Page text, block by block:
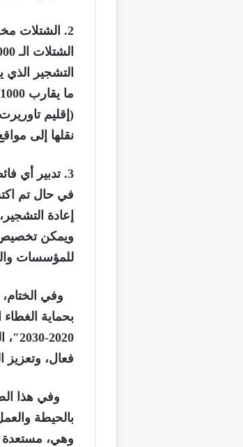
2. الشتلات
الشتلات الـ 940000 التي تم ذكرها هي جزء أساسي من
التشجير
الذي
ما يقارب 1000 هكتار من الغابات في مناطق زا
( إقليم
نقلها إلى
3. تدبير أي
في حال تم
إعادة
ويمكن تخصيص
للمؤسسات
وفي الختام،
بحماية الغطاء
فعال، وتعزيز
وفي هذا
بالحيطة
وهي، مستعدة